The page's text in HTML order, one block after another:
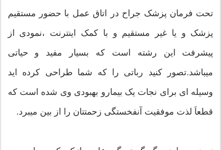
تحت فرمان پزشک جراح در اتاق عمل با حضور مستقیم
پزشک و یا غیر مستقیم و با کمک اینترنت ،نمودی از
پیشرفت این رشته است که بسیار مفید و حیاتی
میباشد.تصور کنید رباتی را که شما طراحی کرده اید
وسیله ای برای نجات یک بیمارو بهبودی وی شده است که
قطعاَ لذت موفقیت آنفخستگی زحمتتان را از بین میبرد.